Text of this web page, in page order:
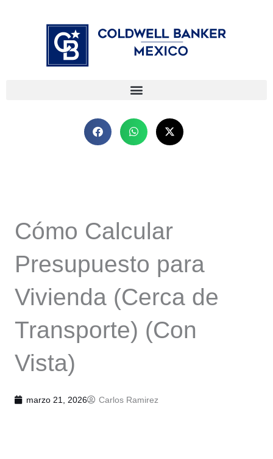
Cómo Calcular
Presupuesto para
Vivienda (Cerca de
Transporte) (Con
Vista)
marzo 21, 2026 Carlos Ramirez